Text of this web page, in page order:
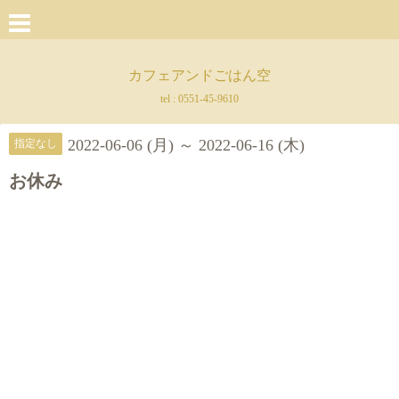
カフェアンドごはん空
tel : 0551-45-9610
指定なし 2022-06-06 (月) ～ 2022-06-16 (木)
お休み